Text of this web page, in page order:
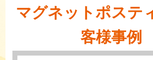
マグネットポステ
客様事例